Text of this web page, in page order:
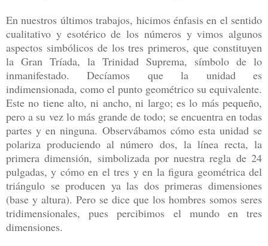
En nuestros últimos trabajos, hicimos énfasis en el sentido
cualitativo y esotérico de los números y vimos algunos
aspectos simbólicos de los tres primeros, que constituyen
la Gran Tríada, la Trinidad Suprema, símbolo de lo
inmanifestado. Decíamos que la unidad es
indimensionada, como el punto geométrico su equivalente.
Este no tiene alto, ni ancho, ni largo; es lo más pequeño,
pero a su vez lo más grande de todo; se encuentra en todas
partes y en ninguna. Observábamos cómo esta unidad se
polariza produciendo al número dos, la línea recta, la
primera dimensión, simbolizada por nuestra regla de 24
pulgadas, y cómo en el tres y en la figura geométrica del
triángulo se producen ya las dos primeras dimensiones
(base y altura). Pero se dice que los hombres somos seres
tridimensionales, pues percibimos el mundo en tres
dimensiones.